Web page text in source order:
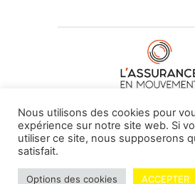
À PROPOS DE NOUS•
© L'assurance en mouvement -By
Nous utilisons des cookies pour
expérience sur notre site web. Si
utiliser ce site, nous supposerons
satisfait.
Options des cookies ACCEPTER